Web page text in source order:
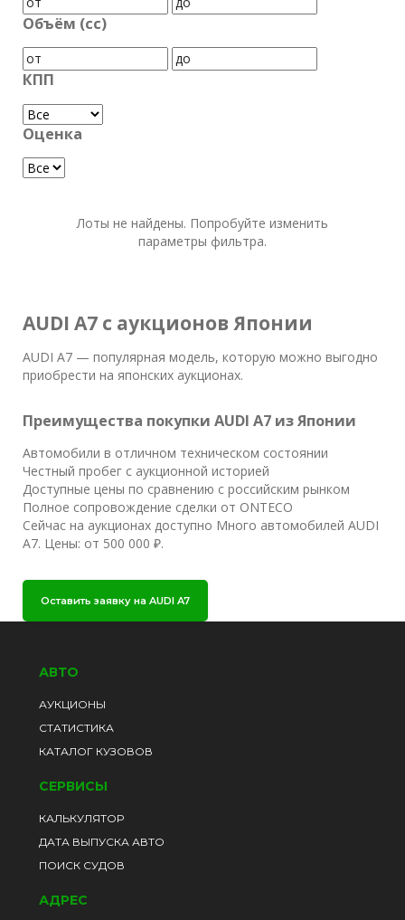
Объём (cc)
КПП
Оценка
Лоты не найдены. Попробуйте изменить
параметры фильтра.
AUDI A7 с аукционов Японии
AUDI A7 — популярная модель, которую можно выгодно
приобрести на японских аукционах.
Преимущества покупки AUDI A7 из Японии
Автомобили в отличном техническом состоянии
Честный пробег с аукционной историей
Доступные цены по сравнению с российским рынком
Полное сопровождение сделки от ONTECO
Сейчас на аукционах доступно Много автомобилей AUDI
A7. Цены: от 500 000 ₽.
Оставить заявку на AUDI A7
АВТО
АУКЦИОНЫ
СТАТИСТИКА
КАТАЛОГ КУЗОВОВ
СЕРВИСЫ
КАЛЬКУЛЯТОР
ДАТА ВЫПУСКА АВТО
ПОИСК СУДОВ
АДРЕС